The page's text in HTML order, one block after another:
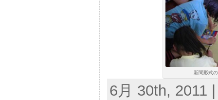
新聞形式
6月 30th, 2011